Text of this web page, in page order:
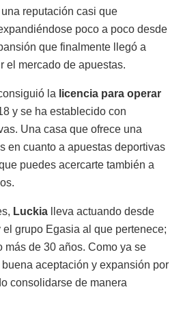
reputación casi que
poco a poco desde
que finalmente llegó a
el mercado de apuestas.
la licencia para operar
y se ha establecido con
Una casa que ofrece una
en cuanto a apuestas deportivas
puedes acercarte también a
Luckia
lleva actuando desde
grupo Egasia al que pertenece;
más de 30 años. Como ya se
aceptación y expansión por
consolidarse de manera